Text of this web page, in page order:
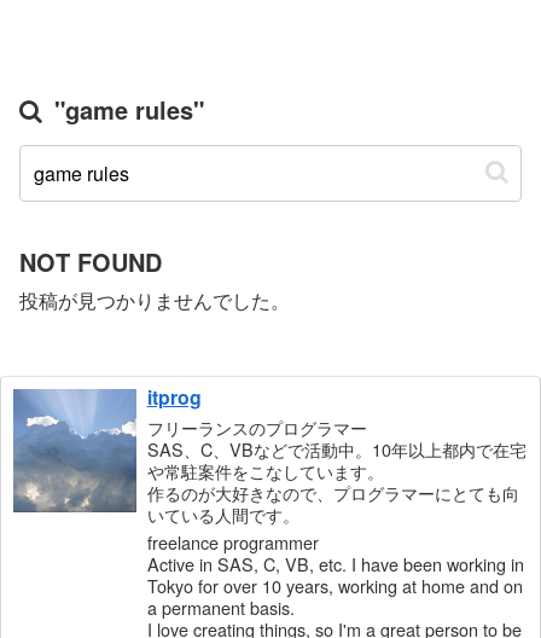
"game rules"
NOT FOUND
投稿が見つかりませんでした。
itprog
フリーランスのプログラマー
SAS、C、VBなどで活動中。10年以上都内で在宅
や常駐案件をこなしています。
作るのが大好きなので、プログラマーにとても向
いている人間です。
freelance programmer
Active in SAS, C, VB, etc. I have been working in
Tokyo for over 10 years, working at home and on
a permanent basis.
I love creating things, so I'm a great person to be